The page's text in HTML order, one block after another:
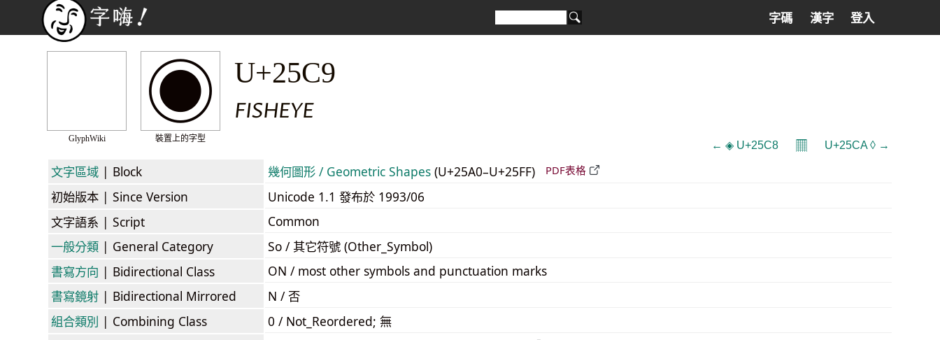
字碼 漢字 登入
GlyphWiki
◉
裝置上的字型
U+25C9
FISHEYE
← ◈ U+25C8 𝄜 U+25CA ◊ →
文字區域 | Block 幾何圖形 / Geometric Shapes (U+25A0–U+25FF) PDF表格
初始版本 | Since Version
Unicode 1.1 發布於 1993/06
文字語系 | Script
Common
一般分類 | General Category
So / 其它符號 (Other_Symbol)
書寫方向 | Bidirectional Class
ON / most other symbols and punctuation marks
書寫鏡射 | Bidirectional Mirrored
N / 否
組合類別 | Combining Class
0 / Not_Reordered; 無